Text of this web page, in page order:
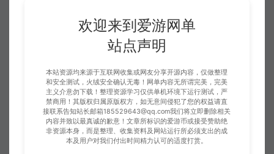
收藏 (3) 点赞 (
免责申明
请仔细阅读本站免责申明，如不遵守，或无法接受，请勿访问或使用本网
本站内容均为虚拟内容，赞助后无法召回，顾不支持退换！避免纠纷耽误时
欢迎来到爱游网单
站点声明
本站资源均来源于互联网收集或网友分享开源内容，仅做整理
和安全测试，火绒安全确认无毒！网单内容无所谓完美，完美
主义介意勿下载！整理资源学习仅供单机环境下运行测试，严
禁商用！其版权归属原版权方，如无意间侵犯了您的权益请直
接联系告知站长邮箱185529643@qq.com我们将立即删除相关
内容并致以最真诚的歉意！文章所标识的爱游币或接受赞助绝
非资源本身，而是整理、收集资料及网站运行所必须支出的成
本及用户对我们付出时间精力认可的适度打赏。